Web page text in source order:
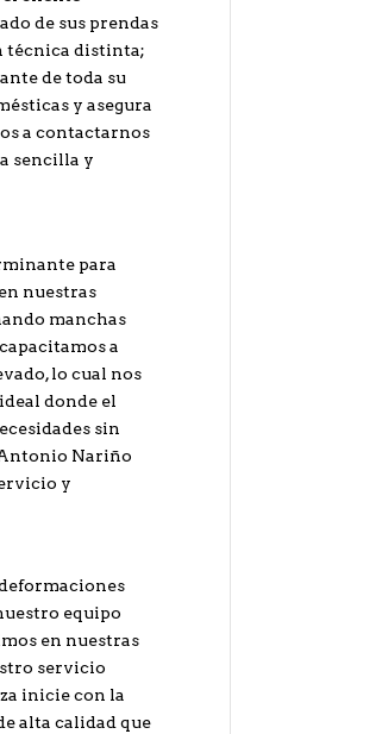
de sus prendas
técnica distinta;
de toda su
y asegura
a contactarnos
sencilla y
para
nuestras
manchas
a
lo cual nos
donde el
sin
Nariño
y
equipo
en nuestras
servicio
inicie con la
alta calidad que